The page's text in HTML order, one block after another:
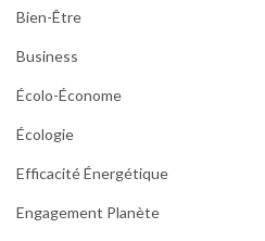
Bien-Être
Business
Écolo-Économe
Écologie
Efficacité Énergétique
Engagement Planète